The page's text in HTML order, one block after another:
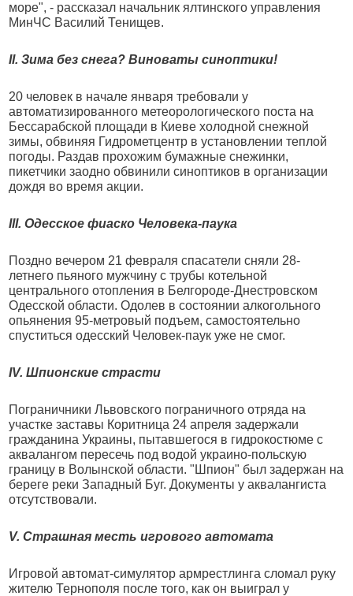
море", - рассказал начальник ялтинского управления
МинЧС Василий Тенищев.
II. Зима без снега? Виноваты синоптики!
20 человек в начале января требовали у
автоматизированного метеорологического поста на
Бессарабской площади в Киеве холодной снежной
зимы, обвиняя Гидрометцентр в установлении теплой
погоды. Раздав прохожим бумажные снежинки,
пикетчики заодно обвинили синоптиков в организации
дождя во время акции.
III. Одесское фиаско Человека-паука
Поздно вечером 21 февраля спасатели сняли 28-
летнего пьяного мужчину с трубы котельной
центрального отопления в Белгороде-Днестровском
Одесской области. Одолев в состоянии алкогольного
опьянения 95-метровый подъем, самостоятельно
спуститься одесский Человек-паук уже не смог.
IV. Шпионские страсти
Пограничники Львовского пограничного отряда на
участке заставы Коритница 24 апреля задержали
гражданина Украины, пытавшегося в гидрокостюме с
аквалангом пересечь под водой украино-польскую
границу в Волынской области. "Шпион" был задержан на
береге реки Западный Буг. Документы у аквалангиста
отсутствовали.
V. Страшная месть игрового автомата
Игровой автомат-симулятор армрестлинга сломал руку
жителю Тернополя после того, как он выиграл у